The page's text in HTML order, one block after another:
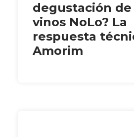
degustación de
vinos NoLo? La
respuesta
Amorim